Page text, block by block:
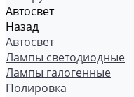
Автосвет
Назад
Автосвет
Лампы светодиодные
Лампы галогенные
Полировка